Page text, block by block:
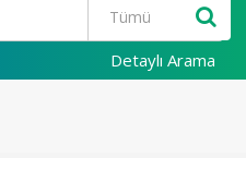
Detaylı Arama